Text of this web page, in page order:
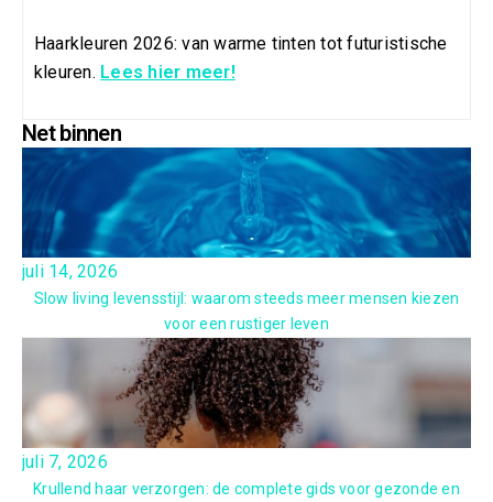
Haarkleuren 2026: van warme tinten tot futuristische
kleuren. Lees hier meer!
Net binnen
juli 14, 2026
Slow living levensstijl: waarom steeds meer mensen kiezen
voor een rustiger leven
juli 7, 2026
Krullend haar verzorgen: de complete gids voor gezonde en